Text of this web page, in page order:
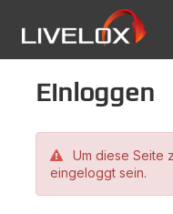
Einloggen
Um diese Seite
eingeloggt sein.